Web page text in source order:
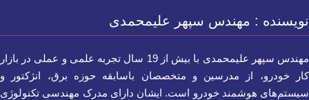
نویسنده : مهندس سپهر علیمحمدی
مهندس سپهر علیمحمدی با بیش از 19 سال تجربه علمی و عملی در بازار
کار خودرو، از مدرسین و متخصصان باسابقه حوزه برق، انژکتور و
سیستم‌های هوشمند خودرو است. ایشان دارای مدرک مهندسی تکنولوژی